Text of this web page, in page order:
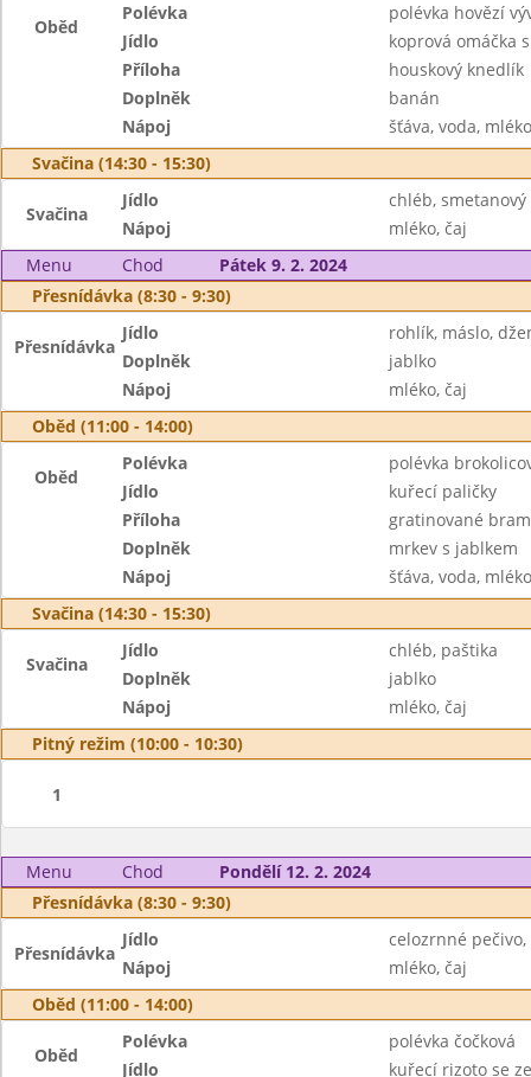
Oběd
Polévka
polévka hovězí
Jídlo
koprová omáčka
Příloha
houskový knedlík
Doplněk
banán
Nápoj
šťáva, voda, mléko
Svačina (14:30 - 15:30)
Svačina
Jídlo
chléb,
Nápoj
mléko, čaj
Menu
Chod
Pátek 9. 2. 2024
Přesnídávka (8:30 - 9:30)
Přesnídávka
Jídlo
rohlík, máslo,
Doplněk
jablko
Nápoj
mléko, čaj
Oběd (11:00 - 14:00)
Oběd
Polévka
polévka
Jídlo
kuřecí paličky
Příloha
gratinované
Doplněk
mrkev s jablkem
Nápoj
šťáva, voda, mléko
Svačina (14:30 - 15:30)
Svačina
Jídlo
chléb, paštika
Doplněk
jablko
Nápoj
mléko, čaj
Pitný režim (10:00 - 10:30)
1
Menu Chod
Pondělí 12. 2. 2024
Přesnídávka (8:30 - 9:30)
Přesnídávka
Jídlo
celozrnné
Nápoj
mléko, čaj
Oběd (11:00 - 14:00)
Oběd
Polévka
polévka čočková
Jídlo
kuřecí rizoto se